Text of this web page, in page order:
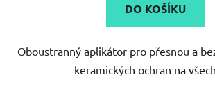
DO KOŠÍKU
Oboustranný aplikátor pro přesnou a
keramických ochran na